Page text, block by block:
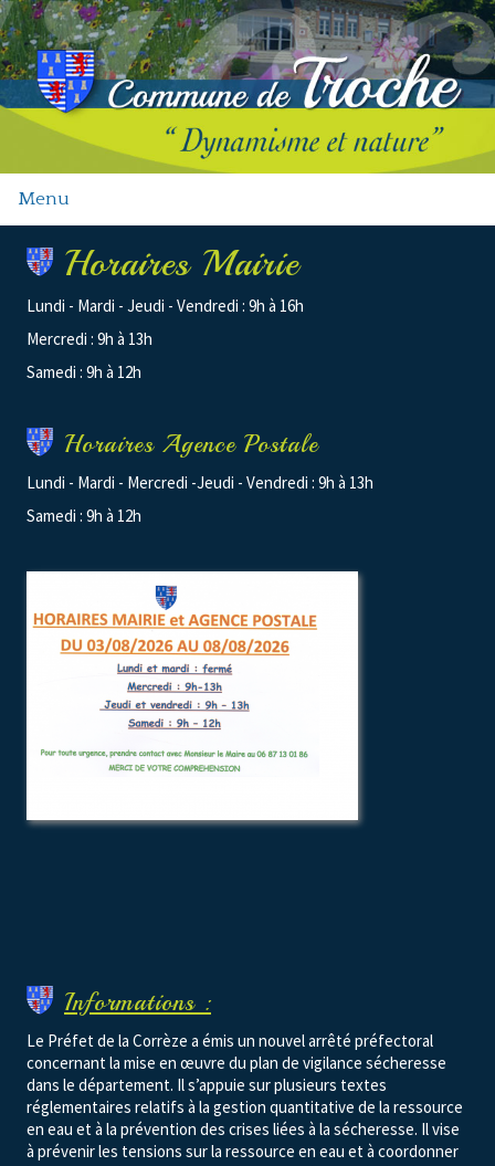
Menu
Horaires Mairie
Lundi - Mardi - Jeudi - Vendredi : 9h à 16h
Mercredi : 9h à 13h
Samedi : 9h à 12h
Horaires Agence Postale
Lundi - Mardi - Mercredi -Jeudi - Vendredi : 9h à 13h
Samedi : 9h à 12h
Informations :
Le Préfet de la Corrèze a émis un nouvel arrêté préfectoral
concernant la mise en œuvre du plan de vigilance sécheresse
dans le département. Il s’appuie sur plusieurs textes
réglementaires relatifs à la gestion quantitative de la ressource
en eau et à la prévention des crises liées à la sécheresse. Il vise
à prévenir les tensions sur la ressource en eau et à coordonner